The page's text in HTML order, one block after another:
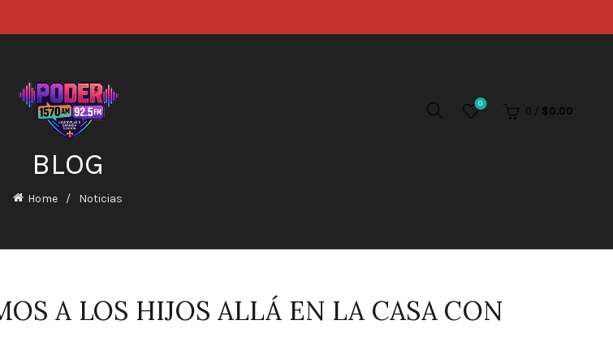
0
0 / $0.00
BLOG
Home Noticias
A LOS HIJOS ALLÁ EN LA CASA CON